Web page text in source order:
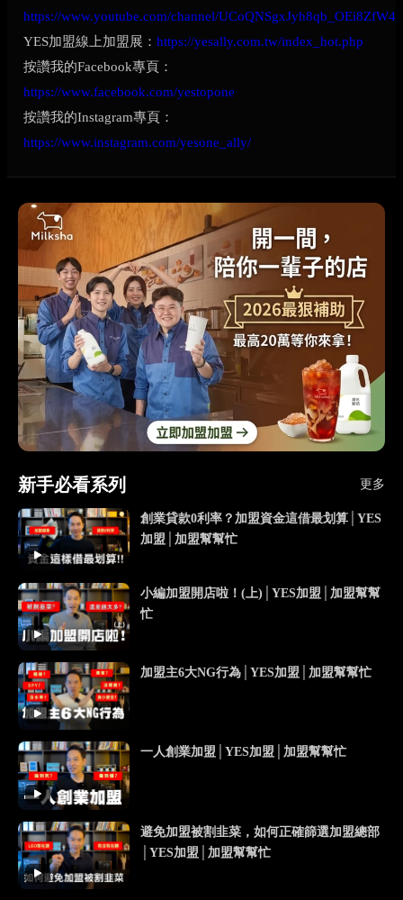
https://www.youtube.com/channel/
YES加盟線上加盟展： https://yesally.com.tw/index_hot.php
按讚我的Facebook專頁：
https://www.facebook.com/yestopone
按讚我的Instagram專頁：
https://www.instagram.com/yesone_ally/
新手必看系列 更多
創業貸款0利率？加盟資金這借最划算│YES
加盟│加盟幫幫忙
小編加盟開店啦！(上)│YES加盟│加盟幫幫
忙
加盟主6大NG行為│YES加盟│加盟幫幫忙
一人創業加盟│YES加盟│加盟幫幫忙
避免加盟被割韭菜，如何正確篩選加盟總部
│YES加盟│加盟幫幫忙